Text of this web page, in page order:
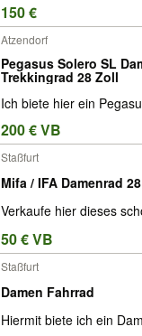
150 €
Atzendorf
Pegasus Solero SL
Trekkingrad 28 Zoll
Ich biete hier ein
200 € VB
Staßfurt
Mifa / IFA Damenrad
Verkaufe hier dieses
50 € VB
Staßfurt
Damen Fahrrad
Hiermit biete ich ein